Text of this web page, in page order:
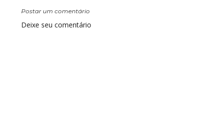
Postar um comentário
Deixe seu comentário